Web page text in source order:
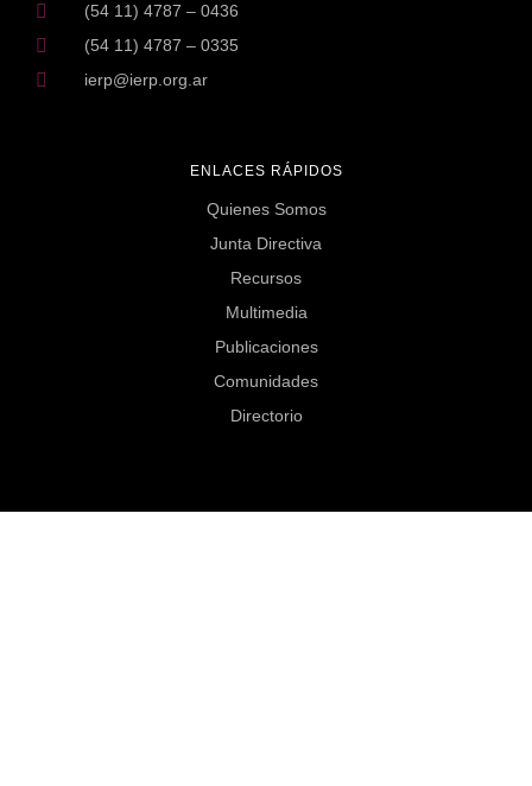
ENLACES RÁPIDOS
Quienes Somos
Junta Directiva
Recursos
Multimedia
Publicaciones
Comunidades
Directorio
(54 11) 4787 – 0436
(54 11) 4787 – 0335
ierp@ierp.org.ar